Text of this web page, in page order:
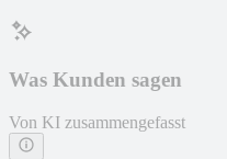
Was Kunden sagen
Von KI zusammengefasst